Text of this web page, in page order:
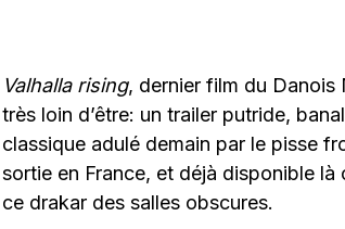
Valhalla rising, dernier film du Danois
très loin d’être: un trailer putride,
classique adulé demain par le pisse
sortie en France, et déjà disponible
ce drakar des salles obscures.